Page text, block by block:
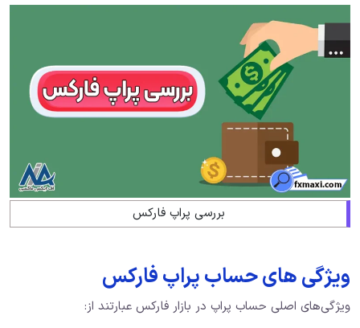
بررسی پراپ فارکس
ویژگی های حساب پراپ فارکس
ویژگی‌های اصلی حساب پراپ در بازار فارکس عبارتند از: